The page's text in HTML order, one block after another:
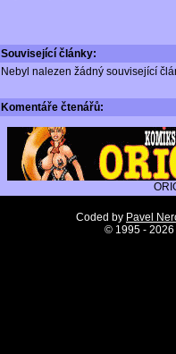
Související články:
Nebyl nalezen žádný související
Komentáře čtenářů:
Coded by Pavel
© 1995 -